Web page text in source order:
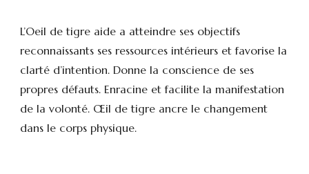
L’Oeil de tigre aide a atteindre ses objectifs
reconnaissants ses ressources intérieurs et favorise la
clarté d’intention. Donne la conscience de ses
propres défauts. Enracine et facilite la manifestation
de la volonté. Œil de tigre ancre le changement
dans le corps physique.